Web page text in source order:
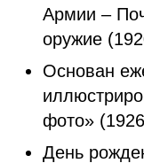
Армии –
оружие
Оcнoвaн
фoтo»
День